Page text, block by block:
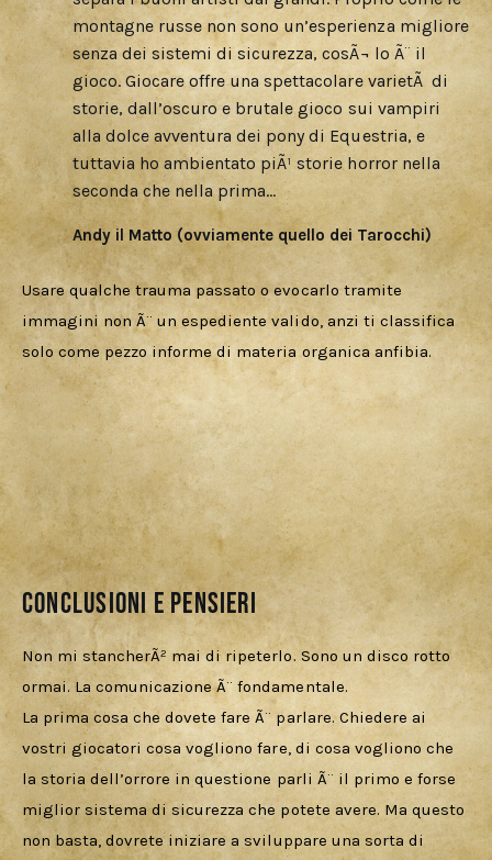
montagne russe non sono un’esperienza migliore
senza dei sistemi di sicurezza, cosÃ¬ lo Ã¨ il
gioco. Giocare offre una spettacolare varietÃ di
storie, dall’oscuro e brutale gioco sui vampiri
alla dolce avventura dei pony di Equestria, e
tuttavia ho ambientato piÃ¹ storie horror nella
seconda che nella prima…
Andy il Matto (ovviamente quello dei Tarocchi)
Usare qualche trauma passato o evocarlo tramite
immagini non Ã¨ un espediente valido, anzi ti classifica
solo come pezzo informe di materia organica anfibia.
Conclusioni e pensieri
Non mi stancherÃ² mai di ripeterlo. Sono un disco rotto
ormai. La comunicazione Ã¨ fondamentale.
La prima cosa che dovete fare Ã¨ parlare. Chiedere ai
vostri giocatori cosa vogliono fare, di cosa vogliono che
la storia dell’orrore in questione parli Ã¨ il primo e forse
miglior sistema di sicurezza che potete avere. Ma questo
non basta, dovrete iniziare a sviluppare una sorta di